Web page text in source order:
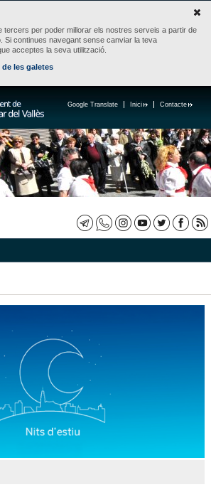
tercers per poder millorar els nostres serveis a partir de
Si continues navegant sense canviar la teva
acceptes la seva utilització.
les galetes
Contacte
Inici
Google Translate